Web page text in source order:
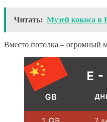
Читать: Музей кокоса в
Вместо потолка – огромный